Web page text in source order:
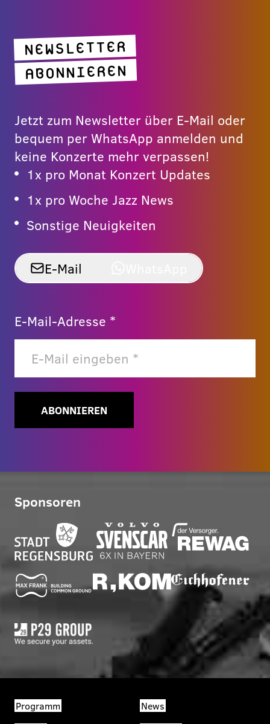
NEWSLETTER
ABONNIEREN
Jetzt zum Newsletter über E-Mail oder
bequem per WhatsApp anmelden und
keine Konzerte mehr verpassen!
1x pro Monat Konzert Updates
1x pro Woche Jazz News
Sonstige Neuigkeiten
E-Mail
E-Mail-Adresse *
ABONNIEREN
Sponsoren
Programm
News